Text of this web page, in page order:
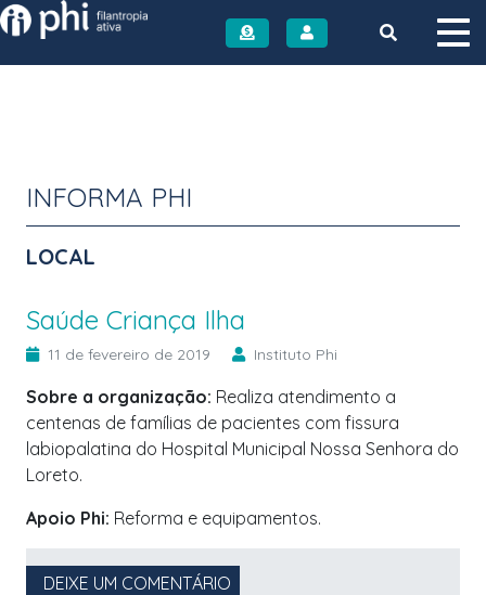
Instituto PHI
INFORMA PHI
LOCAL
Saúde Criança Ilha
11 de fevereiro de 2019 Instituto Phi
Sobre a organização: Realiza atendimento a
centenas de famílias de pacientes com fissura
labiopalatina do Hospital Municipal Nossa Senhora do
Loreto.
Apoio Phi: Reforma e equipamentos.
DEIXE UM COMENTÁRIO